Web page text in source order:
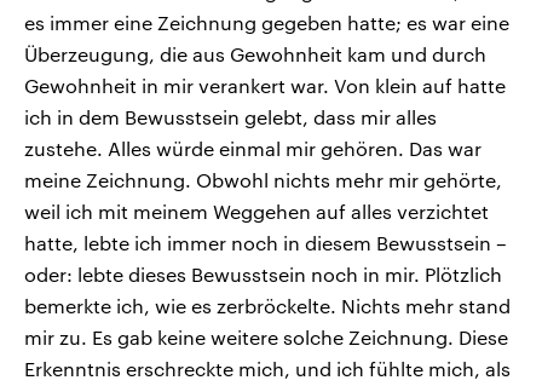
es immer eine Zeichnung gegeben hatte; es war eine
Überzeugung, die aus Gewohnheit kam und durch
Gewohnheit in mir verankert war. Von klein auf hatte
ich in dem Bewusstsein gelebt, dass mir alles
zustehe. Alles würde einmal mir gehören. Das war
meine Zeichnung. Obwohl nichts mehr mir gehörte,
weil ich mit meinem Weggehen auf alles verzichtet
hatte, lebte ich immer noch in diesem Bewusstsein –
oder: lebte dieses Bewusstsein noch in mir. Plötzlich
bemerkte ich, wie es zerbröckelte. Nichts mehr stand
mir zu. Es gab keine weitere solche Zeichnung. Diese
Erkenntnis erschreckte mich, und ich fühlte mich, als